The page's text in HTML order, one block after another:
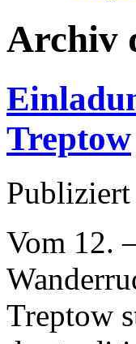
Archiv
Treptow
Publiziert
Vom 12.
Treptow